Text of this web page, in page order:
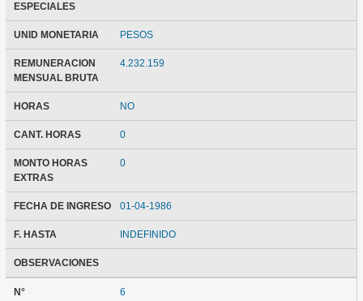
ESPECIALES
UNID MONETARIA PESOS
REMUNERACION
MENSUAL BRUTA
4.232.159
HORAS NO
CANT. HORAS 0
MONTO HORAS
EXTRAS
0
FECHA DE INGRESO 01-04-1986
F. HASTA INDEFINIDO
OBSERVACIONES
N° 6